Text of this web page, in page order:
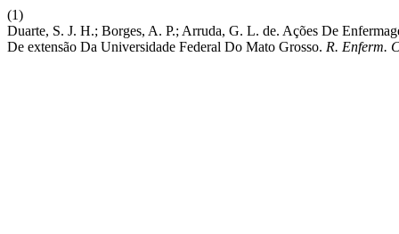
(1)
Duarte, S. J. H.; Borges, A. P.; Arruda, G. L. de. Ações De
De extensão Da Universidade Federal Do Mato Grosso. R. Enferm.